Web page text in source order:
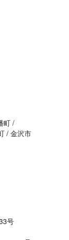
町
金沢市
号